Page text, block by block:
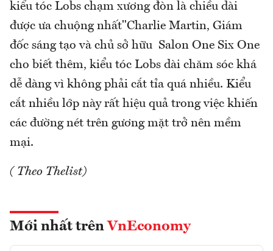
kiểu tóc Lobs chạm xương đòn là chiều dài
được ưa chuộng nhất"Charlie Martin, Giám
đốc sáng tạo và chủ sở hữu Salon One Six One
cho biết thêm, kiểu tóc Lobs dài chăm sóc khá
dễ dàng vì không phải cắt tỉa quá nhiều. Kiểu
cắt nhiều lớp này rất hiệu quả trong việc khiến
các đường nét trên gương mặt trở nên mềm
mại.
( Theo Thelist)
Mới nhất trên VnEconomy